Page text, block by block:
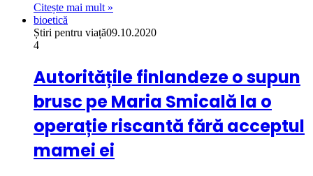
Citește mai mult »
bioetică
Știri pentru viață09.10.2020
4
Autoritățile finlandeze o supun
brusc pe Maria Smicală la o
operație riscantă fără acceptul
mamei ei